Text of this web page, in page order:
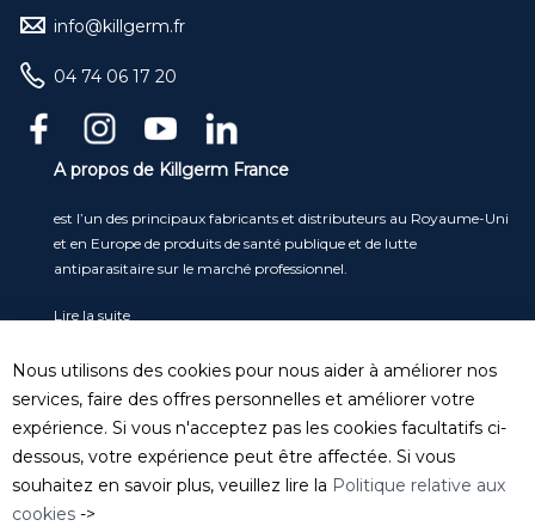
info@killgerm.fr
04 74 06 17 20
A propos de Killgerm France
est l’un des principaux fabricants et distributeurs au Royaume-Uni
et en Europe de produits de santé publique et de lutte
antiparasitaire sur le marché professionnel.
Lire la suite
Service clients
Tel: 04 74 06 17 20
serviceclient@killgerm.fr
Département technique/ FDS
Nous utilisons des cookies pour nous aider à améliorer nos
services, faire des offres personnelles et améliorer votre
expérience. Si vous n'acceptez pas les cookies facultatifs ci-
dessous, votre expérience peut être affectée. Si vous
souhaitez en savoir plus, veuillez lire la Politique relative aux
cookies ->